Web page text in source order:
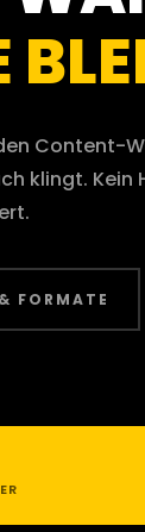
Content-
klingt. Kein
FORMATE